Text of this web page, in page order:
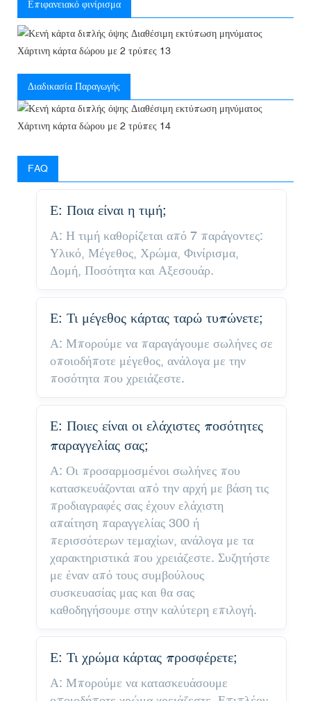
Επιφανειακό φινίρισμα
Διαδικασία Παραγωγής
FAQ
Ε: Ποια είναι η τιμή;
Α: Η τιμή καθορίζεται από 7 παράγοντες:
Υλικό, Μέγεθος, Χρώμα, Φινίρισμα,
Δομή, Ποσότητα και Αξεσουάρ.
Ε: Τι μέγεθος κάρτας ταρώ τυπώνετε;
Α: Μπορούμε να παραγάγουμε σωλήνες σε
οποιοδήποτε μέγεθος, ανάλογα με την
ποσότητα που χρειάζεστε.
Ε: Ποιες είναι οι ελάχιστες ποσότητες
παραγγελίας σας;
Α: Οι προσαρμοσμένοι σωλήνες που
κατασκευάζονται από την αρχή με βάση τις
προδιαγραφές σας έχουν ελάχιστη
απαίτηση παραγγελίας 300 ή
περισσότερων τεμαχίων, ανάλογα με τα
χαρακτηριστικά που χρειάζεστε. Συζητήστε
με έναν από τους συμβούλους
συσκευασίας μας και θα σας
καθοδηγήσουμε στην καλύτερη επιλογή.
Ε: Τι χρώμα κάρτας προσφέρετε;
Α: Μπορούμε να κατασκευάσουμε